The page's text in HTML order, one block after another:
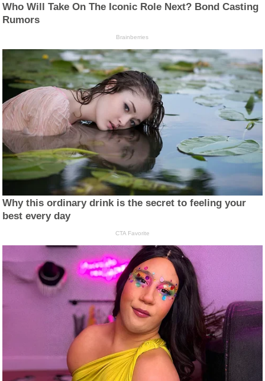
Who Will Take On The Iconic Role Next? Bond Casting
Rumors
Brainberries
Why this ordinary drink is the secret to feeling your
best every day
CTA Favorite